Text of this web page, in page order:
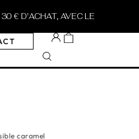
AVEC LE CODESUMMER10
caramel